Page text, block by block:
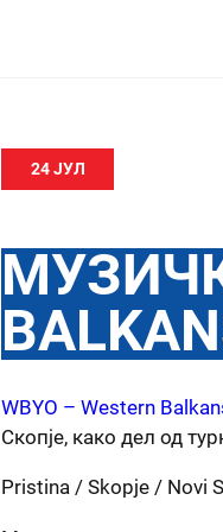
24 ЈУЛ
WBYO – Western
Скопје, како дел од
Pristina / Skopje / Novi